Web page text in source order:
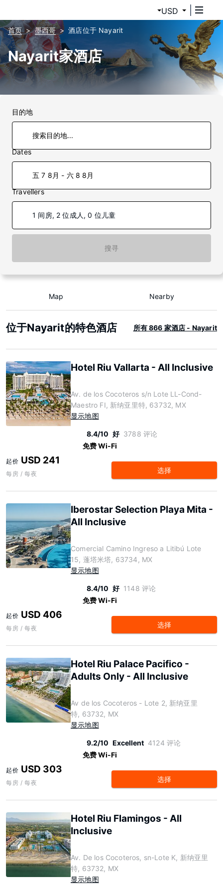
USD
首页 墨西哥 酒店位于 Nayarit
Nayarit家酒店
目的地
Dates
五 7 8月 - 六 8 8月
Travellers
1 间房, 2 位成人, 0 位儿童
搜寻
Map Nearby
位于Nayarit的特色酒店 所有 866 家酒店 - Nayarit
Hotel Riu Vallarta - All Inclusive
Av. de los Cocoteros s/n Lote LL-Cond-
Maestro FI, 新纳亚里特, 63732, MX
显示地图
8.4/10 好 3788 评论
免费 Wi-Fi
起价 USD 241
每房 / 每夜 选择
Iberostar Selection Playa Mita -
All Inclusive
Comercial Camino Ingreso a Litibú Lote
15, 蓬塔米塔, 63734, MX
显示地图
8.4/10 好 1148 评论
免费 Wi-Fi
起价 USD 406
每房 / 每夜 选择
Hotel Riu Palace Pacifico -
Adults Only - All Inclusive
Av de los Cocoteros - Lote 2, 新纳亚里
特, 63732, MX
显示地图
9.2/10 Excellent 4124 评论
免费 Wi-Fi
起价 USD 303
每房 / 每夜 选择
Hotel Riu Flamingos - All
Inclusive
Av. De los Cocoteros, sn-Lote K, 新纳亚里
特, 63732, MX
显示地图